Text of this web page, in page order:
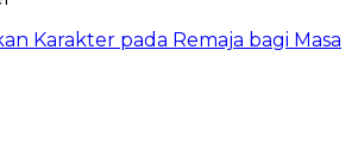
Karakter pada Remaja bagi Masa